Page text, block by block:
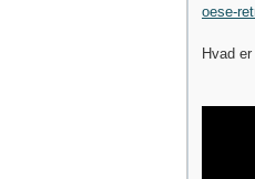
oese-
Hvad